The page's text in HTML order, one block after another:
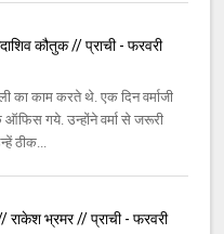
कौतुक // प्राची - फरवरी
का काम करते थे. एक दिन वर्माजी
ऑफिस गये. उन्होंने वर्मा से जरूरी
ठीक...
भ्रमर // प्राची - फरवरी